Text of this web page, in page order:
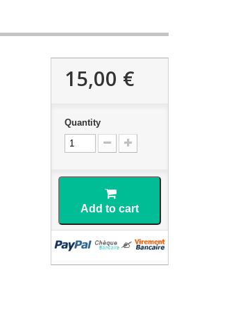
15,00 €
Quantity
Add to cart